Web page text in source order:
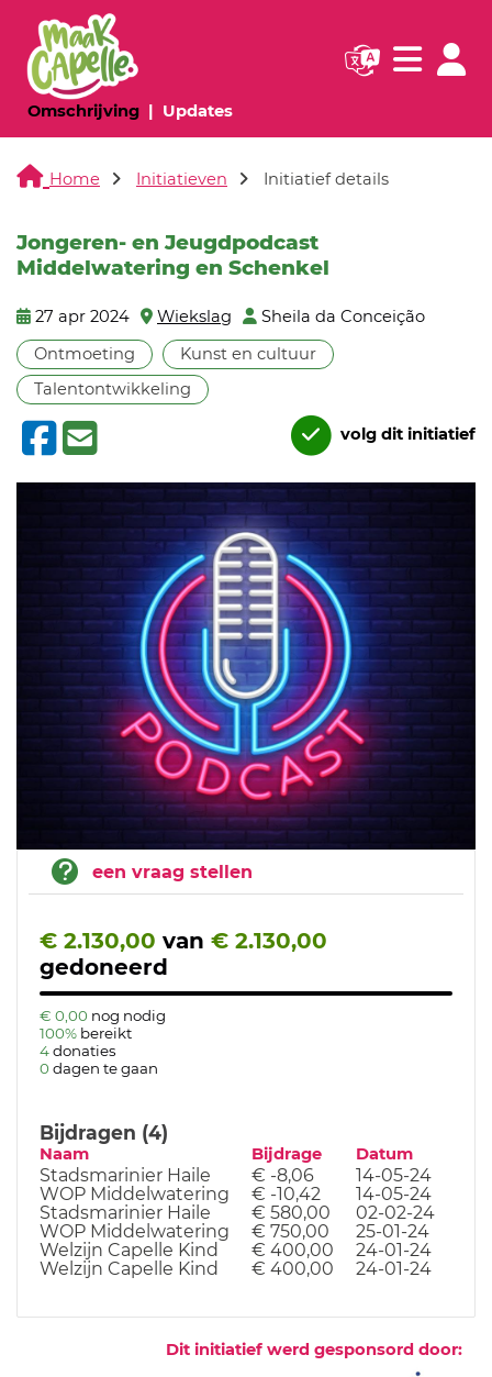
Omschrijving(huidige pagina)
Updates(huidige pagina)
Navigatie
Home Initiatieven Initiatief details
Jongeren- en Jeugdpodcast
Middelwatering en Schenkel
27 apr 2024 Wiekslag
Sheila da Conceição
Ontmoeting
Kunst en cultuur
Talentontwikkeling
volg dit initiatief
een vraag stellen
€ 2.130,00 van € 2.130,00
gedoneerd
€ 0,00 nog nodig
100% bereikt
4donaties
0 dagen te gaan
Bijdragen (4)
Naam Bijdrage Datum
Stadsmarinier Haile € -8,06
14-05-24
WOP Middelwatering
€ -10,42
14-05-24
Stadsmarinier Haile
€ 580,00
02-02-24
WOP Middelwatering
€ 750,00
25-01-24
Welzijn Capelle Kind
€ 400,00
24-01-24
Welzijn Capelle Kind
€ 400,00 24-01-24
Dit initiatief werd gesponsord door: